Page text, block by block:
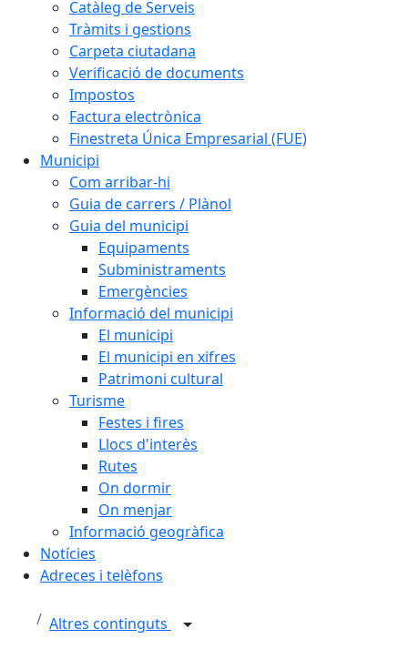
Catàleg de Serveis
Tràmits i gestions
Carpeta ciutadana
Verificació de documents
Impostos
Factura electrònica
Finestreta Única Empresarial (FUE)
Municipi
Com arribar-hi
Guia de carrers / Plànol
Guia del municipi
Equipaments
Subministraments
Emergències
Informació del municipi
El municipi
El municipi en xifres
Patrimoni cultural
Turisme
Festes i fires
Llocs d'interès
Rutes
On dormir
On menjar
Informació geogràfica
Notícies
Adreces i telèfons
Altres continguts